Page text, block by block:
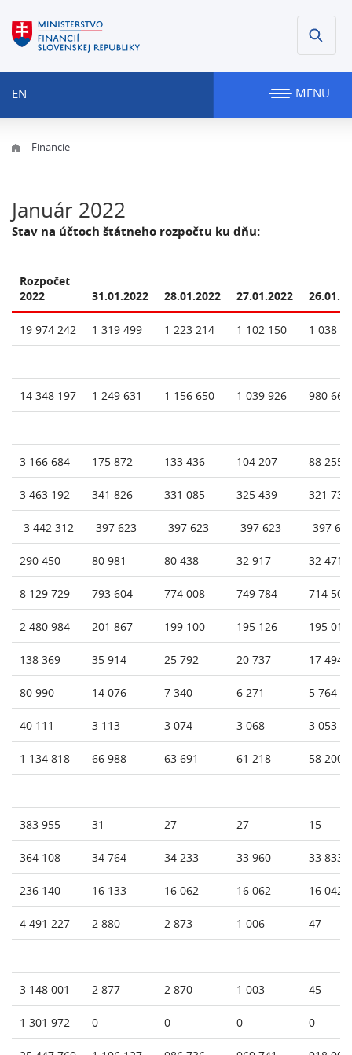
EN MENU
Financie
Január 2022
Stav na účtoch štátneho rozpočtu ku dňu:
Rozpočet
2022
31.01.2022 28.01.2022 27.01.2022
19 974 242 1 319 499 1 223 214 1 102 150 1 038
14 348 197 1 249 631 1 156 650 1 039 926 980 664
3 166 684 175 872 133 436 104 207 88 255
3 463 192 341 826 331 085 325 439 321 731
-3 442 312 -397 623 -397 623 -397 623 -397
290 450 80 981 80 438 32 917 32 471
8 129 729 793 604 774 008 749 784 714 505
2 480 984 201 867 199 100 195 126 195 013
138 369 35 914 25 792 20 737 17 494
80 990 14 076 7 340 6 271 5 764
40 111 3 113 3 074 3 068 3 053
1 134 818 66 988 63 691 61 218 58 200
383 955 31 27 27 15
364 108 34 764 34 233 33 960 33 833
236 140 16 133 16 062 16 062 16 042
4 491 227 2 880 2 873 1 006 47
3 148 001 2 877 2 870 1 003 45
1 301 972 0 0 0 0